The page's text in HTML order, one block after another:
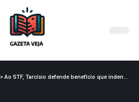
>Ao STF, Tarcísio defende benefício que indeniza procuradores de Estado por excesso de trabalho